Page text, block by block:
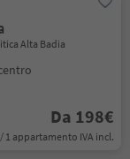
Alta Badia
Da 198€
1 appartamento IVA incl.